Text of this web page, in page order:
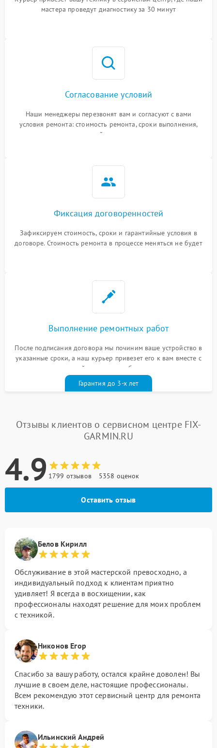
мастера проведут диагностику за 30 минут
Согласование условий
Наши менеджеры перезвонят вам и согласуют с вами
условия ремонта: стоимость ремонта, сроки выполнения,
гарантийные условия
Фиксация договоренностей
Зафиксируем стоимость, сроки и гарантийные условия в
договоре. Стоимость ремонта в процессе меняться не будет
Выполнение ремонтных работ
После подписания договора мы починим ваше устройство в
указанные сроки, а наш курьер привезет его к вам вместе с
гарантийным талоном бесплатно
Гарантия до 3-х лет
Отзывы клиентов о сервисном центре FIX-
GARMIN.RU
4.9 1799 отзывов 5358 оценок
Оставить отзыв
Белов Кирилл
Обслуживание в этой мастерской превосходно, а
индивидуальный подход к клиентам приятно
удивляет! Я всегда в восхищении, как
профессионалы находят решение для моих проблем
с техникой.
Никонов Егор
Спасибо за вашу работу, остался крайне доволен! Вы
лучшие в своем деле, настоящие профессионалы.
Всем рекомендую этот сервисный центр для ремонта
техники.
Ильинский Андрей